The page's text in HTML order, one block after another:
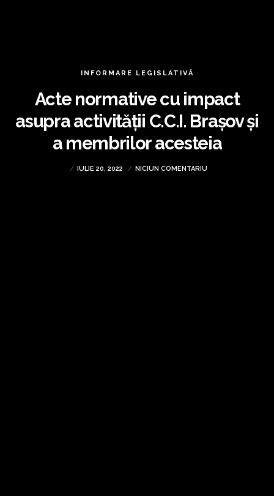
INFORMARE LEGISLATIVĂ
Acte normative cu impact
asupra activității C.C.I. Brașov și
a membrilor acesteia
IULIE 20, 2022 NICIUN COMENTARIU